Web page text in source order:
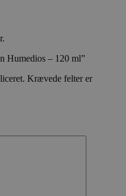
Humedios – 120 ml”
Krævede felter er